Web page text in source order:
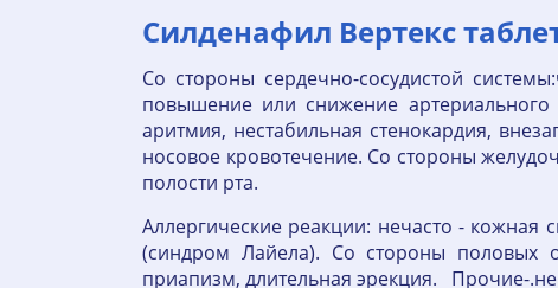
Силденафил Вертекс
Со стороны сердечно-сосудистой
повышение или снижение артериального
аритмия, нестабильная стенокардия,
носовое кровотечение. Со стороны
полости рта.
Аллергические реакции: нечасто - кожная
(синдром Лайела). Со стороны половых
приапизм, длительная эрекция. Прочие-